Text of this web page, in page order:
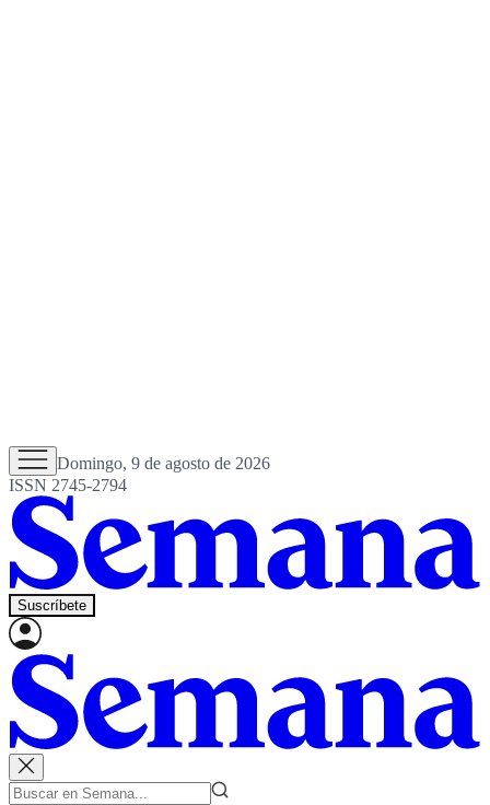
Domingo, 9 de agosto de 2026
ISSN 2745-2794
Suscríbete